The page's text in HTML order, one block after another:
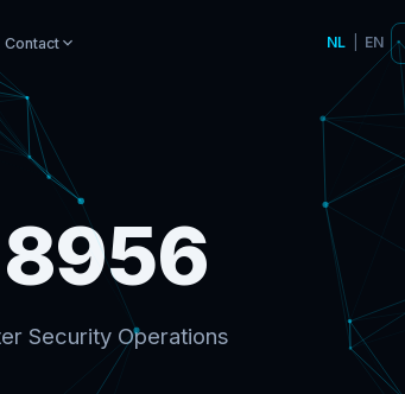
Contact NL EN
Security Operations